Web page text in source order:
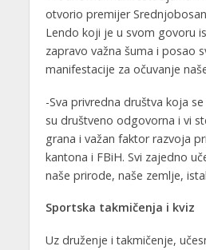
otvorio premijer
Lendo koji je u svom govoru
zapravo važna šuma i posao
manifestacije za očuvanje
-Sva privredna društva koja
su društveno odgovorna i vi
grana i važan faktor razvoja
kantona i FBiH. Svi zajedno
naše prirode, naše zemlje,
Sportska takmičenja i kviz
Uz druženje i takmičenje,